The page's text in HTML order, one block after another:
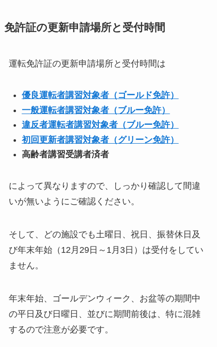
免許証の更新申請場所と受付時間
運転免許証の更新申請場所と受付時間は
優良運転者講習対象者（ゴールド免許）
一般運転者講習対象者（ブルー免許）
違反者運転者講習対象者（ブルー免許）
初回更新者講習対象者（グリーン免許）
高齢者講習受講者済者
によって異なりますので、しっかり確認して間違
いが無いようにご確認ください。
そして、どの施設でも土曜日、祝日、振替休日及
び年末年始（12月29日～1月3日）は受付をしてい
ません。
年末年始、ゴールデンウィーク、お盆等の期間中
の平日及び日曜日、並びに期間前後は、特に混雑
するので注意が必要です。